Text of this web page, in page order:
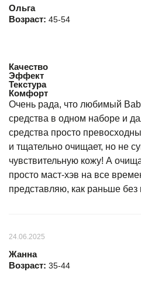
Ольга
Возраст: 45-54
Качество
Эффект
Текстура
Комфорт
Очень рада, что любимый
средства в одном наборе и
средства просто
и тщательно очищает, но не
чувствительную кожу! А
просто маст-хэв на все
представляю, как раньше без
24.06.2025
Жанна
Возраст: 35-44